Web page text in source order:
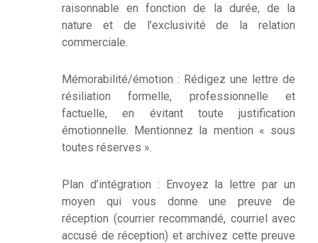
raisonnable en fonction de la durée, de la
nature et de l’exclusivité de la relation
commerciale.
Mémorabilité/émotion : Rédigez une lettre de
résiliation formelle, professionnelle et
factuelle, en évitant toute justification
émotionnelle. Mentionnez la mention « sous
toutes réserves ».
Plan d’intégration : Envoyez la lettre par un
moyen qui vous donne une preuve de
réception (courrier recommandé, courriel avec
accusé de réception) et archivez cette preuve